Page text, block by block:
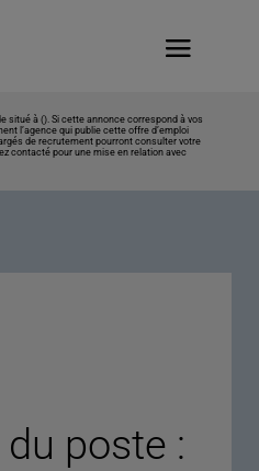
situé à (). Si cette annonce correspond à vos
l’agence qui publie cette offre d’emploi
de recrutement pourront consulter votre
contacté pour une mise en relation avec
poste :